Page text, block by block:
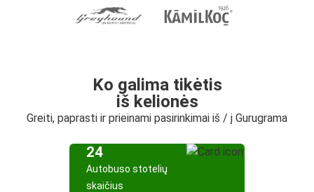
Ko galima tikėtis
iš kelionės
Greiti, paprasti ir prieinami pasirinkimai iš / į Gurugrama
24
Autobuso stotelių
skaičius